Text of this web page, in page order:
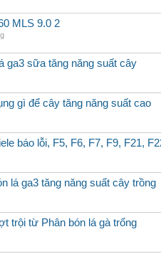
MLS 9.0 2
ga3 sữa tăng năng suất cây
gì để cây tăng năng suất cao
báo lỗi, F5, F6, F7, F9, F21,
lá ga3 tăng năng suất cây trồng
trội từ Phân bón lá gà trống